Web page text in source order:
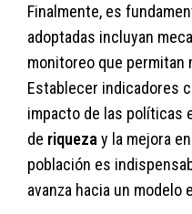
Finalmente, es
adoptadas incluyan
monitoreo que permitan
Establecer indicadores
impacto de las políticas
de riqueza y la mejora
población es
avanza hacia un